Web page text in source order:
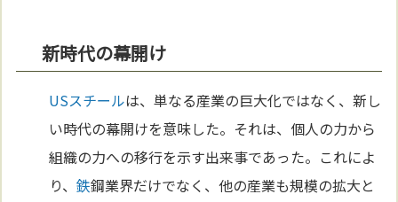
新時代の幕開け
USスチールは、単なる産業の巨大化ではなく、新し
い時代の幕開けを意味した。それは、個人の力から
組織の力への移行を示す出来事であった。これによ
り、鉄鋼業界だけでなく、他の産業も規模の拡大と